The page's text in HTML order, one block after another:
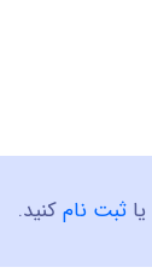
یا ثبت نامکنید.